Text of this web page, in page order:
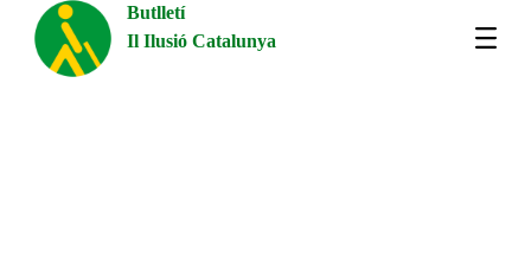
Butlletí
Il Ilusió Catalunya